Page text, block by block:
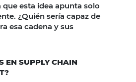
esta idea apunta solo
¿Quién sería capaz de
esa cadena y sus
EN SUPPLY CHAIN